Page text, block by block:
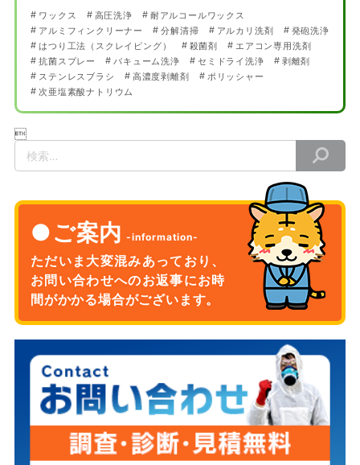
ワックス 高圧洗浄
耐アルコールワックス
アルミフィンクリーナー
分解清掃 アルカリ洗剤
発砲洗浄
はつり工法（スクレイピング）
殺菌剤
エアコン専用洗剤
抗菌スプレー
バキューム洗浄 セミドライ洗浄
剥離剤
ステンレスブラシ
高濃度剥離剤
ポリッシャー
次亜塩素酸ナトリウム

検
ご案内
ただいま大変混みあっており、
お問い合わせへのお返事にお時
間がかかる場合がございます。